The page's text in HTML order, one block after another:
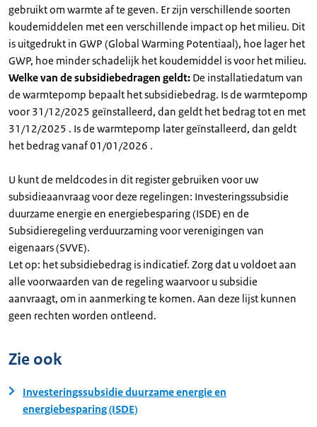
gebruikt om warmte af te geven. Er zijn verschillende soorten
koudemiddelen met een verschillende impact op het milieu. Dit
is uitgedrukt in GWP (Global Warming Potentiaal), hoe lager het
GWP, hoe minder schadelijk het koudemiddel is voor het milieu.
Welke van de subsidiebedragen geldt: De installatiedatum van
de warmtepomp bepaalt het subsidiebedrag. Is de warmtepomp
voor 31/12/2025 geïnstalleerd, dan geldt het bedrag tot en met
31/12/2025 . Is de warmtepomp later geïnstalleerd, dan geldt
het bedrag vanaf 01/01/2026 .
U kunt de meldcodes in dit register gebruiken voor uw
subsidieaanvraag voor deze regelingen: Investeringssubsidie
duurzame energie en energiebesparing (ISDE) en de
Subsidieregeling verduurzaming voor verenigingen van
eigenaars (SVVE).
Let op: het subsidiebedrag is indicatief. Zorg dat u voldoet aan
alle voorwaarden van de regeling waarvoor u subsidie
aanvraagt, om in aanmerking te komen. Aan deze lijst kunnen
geen rechten worden ontleend.
Zie ook
Investeringssubsidie duurzame energie en
energiebesparing (ISDE)